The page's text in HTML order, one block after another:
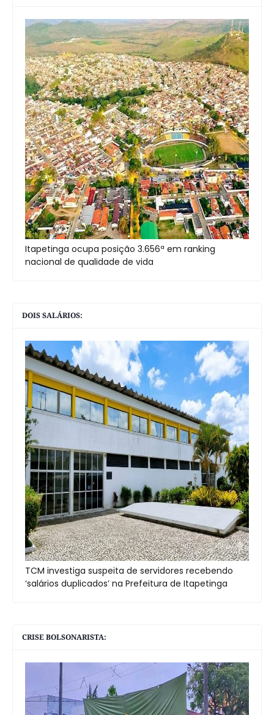
Itapetinga ocupa posição 3.656ª em ranking
nacional de qualidade de vida
DOIS SALÁRIOS:
TCM investiga suspeita de servidores recebendo
‘salários duplicados’ na Prefeitura de Itapetinga
CRISE BOLSONARISTA: